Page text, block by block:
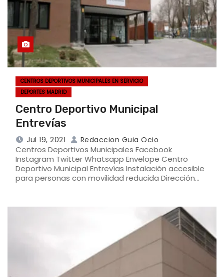
CENTROS DEPORTIVOS MUNICIPALES EN SERVICIO
DEPORTES MADRID
Centro Deportivo Municipal
Entrevías
Jul 19, 2021 Redaccion Guia Ocio
Centros Deportivos Municipales Facebook
Instagram Twitter Whatsapp Envelope Centro
Deportivo Municipal Entrevías Instalación accesible
para personas con movilidad reducida Dirección…